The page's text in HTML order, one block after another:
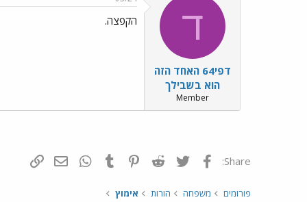
ד
דפי64 האחד הזה
הוא בשבילך
Member
הקפצה.
Share: פייסבוק Twitter
Reddit
Pinterest
Tumblr
WhatsAppדואר אלקטרוני
פורומים משפחה הורות אימוץ